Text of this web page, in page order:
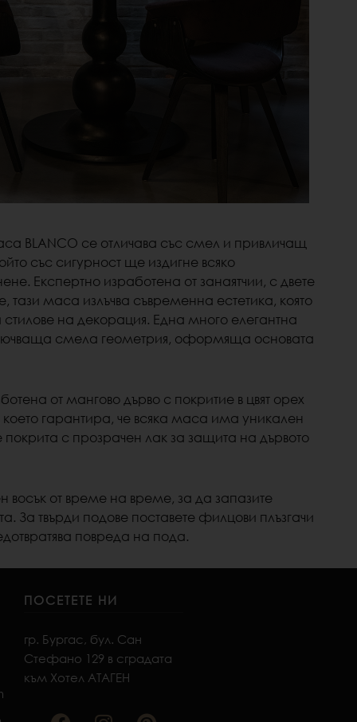
BLANCO се отличава със смел и привличащ
със сигурност ще издигне всяко
Експертно изработена от занаятчии, с двете
тази маса излъчва съвременна естетика, която
на декорация. Една много елегантна
смела геометрия, оформяща основата
от мангово дърво с покритие в цвят орех
което гарантира, че всяка маса има уникален
с прозрачен лак за защита на дървото
восък от време на време, за да запазите
За твърди подове поставете филцови плъзгачи
повреда на пода.
ПОСЕТЕТЕ НИ
гр. Бургас, бул. Сан
Стефано 129 в сградата
към Хотел АТАГЕН
a n i